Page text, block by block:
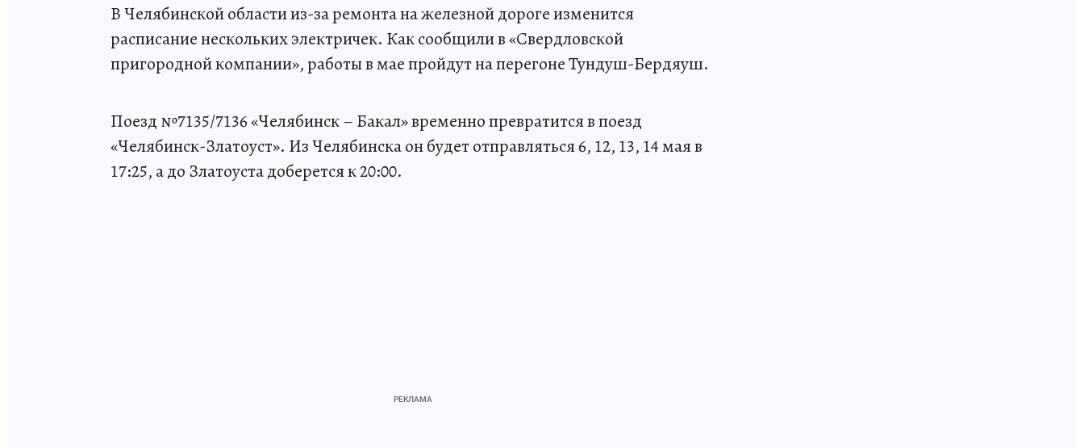
В Челябинской области из-за ремонта на железной дороге изменится
расписание нескольких электричек. Как сообщили в «Свердловской
пригородной компании», работы в мае пройдут на перегоне Тундуш-Бердяуш.
Поезд №7135/7136 «Челябинск – Бакал» временно превратится в поезд
«Челябинск-Златоуст». Из Челябинска он будет отправляться 6, 12, 13, 14 мая в
17:25, а до Златоуста доберется к 20:00.